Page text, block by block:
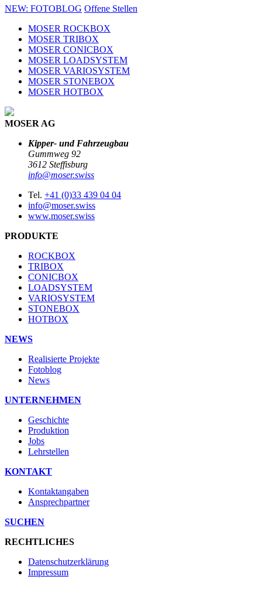
NEW: FOTOBLOG Offene Stellen
MOSER ROCKBOX
MOSER TRIBOX
MOSER CONICBOX
MOSER LOADSYSTEM
MOSER VARIOSYSTEM
MOSER STONEBOX
MOSER HOTBOX
MOSER AG
Kipper- und Fahrzeugbau
Gummweg 92
3612 Steffisburg
info@moser.swiss
Tel. +41 (0)33 439 04 04
info@moser.swiss
www.moser.swiss
PRODUKTE
ROCKBOX
TRIBOX
CONICBOX
LOADSYSTEM
VARIOSYSTEM
STONEBOX
HOTBOX
NEWS
Realisierte Projekte
Fotoblog
News
UNTERNEHMEN
Geschichte
Produktion
Jobs
Lehrstellen
KONTAKT
Kontaktangaben
Ansprechpartner
SUCHEN
RECHTLICHES
Datenschutzerklärung
Impressum